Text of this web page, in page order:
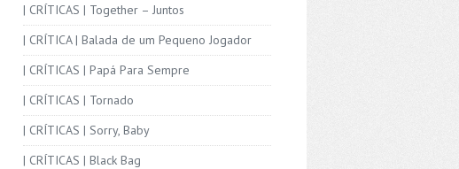
| CRÍTICAS | Together – Juntos
| CRÍTICA | Balada de um Pequeno Jogador
| CRÍTICAS | Papá Para Sempre
| CRÍTICAS | Tornado
| CRÍTICAS | Sorry, Baby
| CRÍTICAS | Black Bag